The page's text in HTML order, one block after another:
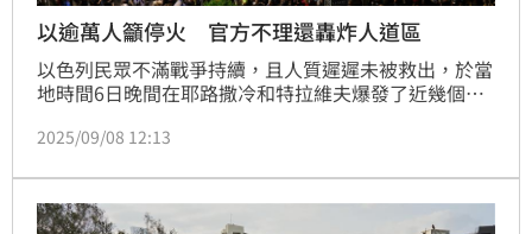
以逾萬人籲停火 官方不理還轟炸人道區
以色列民眾不滿戰爭持續，且人質遲遲未被救出，於當
地時間6日晚間在耶路撒冷和特拉維夫爆發了近幾個月
總理納坦雅胡（Benjamin Netanyahu）盡快達成協
2025/09/08 12:13